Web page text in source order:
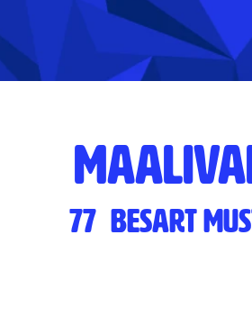
77 Besart